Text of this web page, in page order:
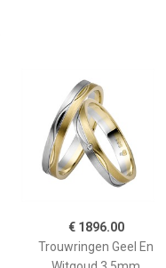
€ 1896.00
Trouwringen Geel En